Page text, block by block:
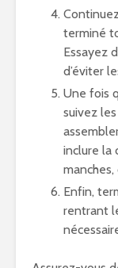
terminé
Essayez
d’éviter
Une fois
suivez
inclure la
manches,
Enfin,
rentrant